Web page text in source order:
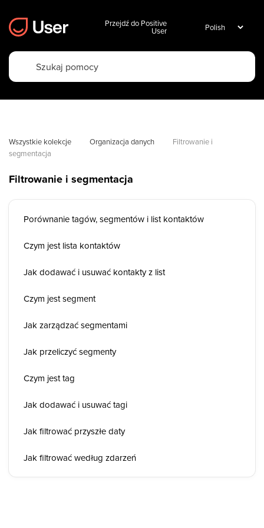
Przejdź do Positive
User
Wszystkie kolekcje Organizacja danych
Filtrowanie i
segmentacja
Filtrowanie i segmentacja
Porównanie tagów, segmentów i list kontaktów
Czym jest lista kontaktów
Jak dodawać i usuwać kontakty z list
Czym jest segment
Jak zarządzać segmentami
Jak przeliczyć segmenty
Czym jest tag
Jak dodawać i usuwać tagi
Jak filtrować przyszłe daty
Jak filtrować według zdarzeń